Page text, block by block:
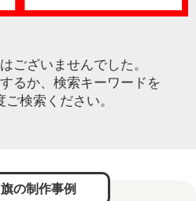
ございませんでした。
るか、検索キーワードを
検索ください。
の制作事例